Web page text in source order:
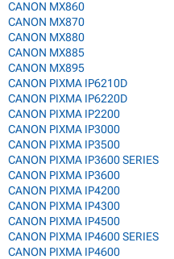
CANON MX860
CANON MX870
CANON MX880
CANON MX885
CANON MX895
CANON PIXMA IP6210D
CANON PIXMA IP6220D
CANON PIXMA IP2200
CANON PIXMA IP3000
CANON PIXMA IP3500
CANON PIXMA IP3600 SERIES
CANON PIXMA IP3600
CANON PIXMA IP4200
CANON PIXMA IP4300
CANON PIXMA IP4500
CANON PIXMA IP4600 SERIES
CANON PIXMA IP4600